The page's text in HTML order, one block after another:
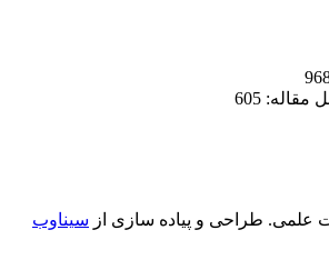
605
علمی. طراحی و پیاده سازی از سیناوب